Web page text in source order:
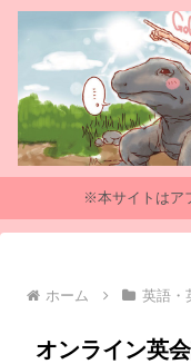
※本サイトはア
ホーム 英語・
オンライン英